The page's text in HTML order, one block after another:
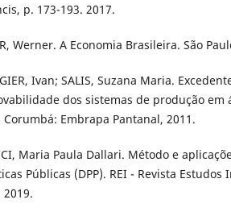
p. 173-193. 2017.
Werner. A Economia Brasileira. São
Ivan; SALIS, Suzana Maria.
dos sistemas de produção em
Corumbá: Embrapa Pantanal, 2011.
Maria Paula Dallari. Método e
Públicas (DPP). REI - Revista
2019.